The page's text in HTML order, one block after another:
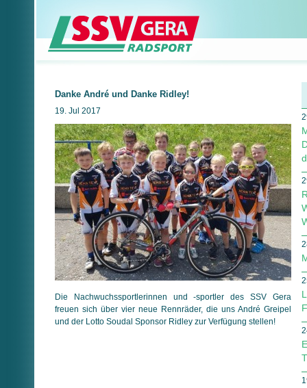
Danke André und Danke Ridley!
19. Jul 2017
Die Nachwuchssportlerinnen und -sportler des SSV Gera
freuen sich über vier neue Rennräder, die uns André Greipel
und der Lotto Soudal Sponsor Ridley zur Verfügung stellen!